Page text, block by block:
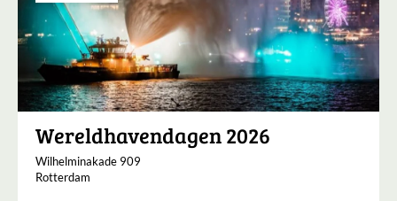
Wereldhavendagen 2026
Wilhelminakade 909
Rotterdam